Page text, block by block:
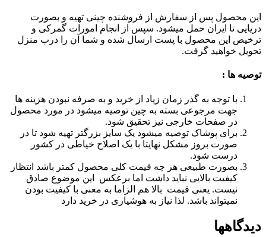
این محصول پس از سفارش از فروشنده چینی تهیه و بصورت
دریایی تا ایران حمل میشود. سپس از انجام امورات گمرکی و
ترخیص این محصول با پست ارسال شده و شما آن را درب منزل
تحویل خواهید گرفت.
توصیه ها :
با توجه به گذر زمان زیاد از خرید و به صرفه نبودن هزینه ها
جهت مرجوعی بسته به چین توصیه میشود در مورد محصول
در صفحات خارجی نیز تحقیق شود.
برای پوشاک توصیه میشود یک سایز بزرگتر تهیه شود تا در
صورت بروز مشکل نهایتا با یک اصلاح خیاطی در کشور
درست شود.
بصورت طبیعی هر چه قیمت کلی محصول کمتر باشد انتظار
کیفیت بالایی نباید داشت اما برعکس این موضوع صادق
نیست. یعنی قیمت بالا هم الزاما به معنی با کیفیت بودن
نمیتواند باشد. لذا نیاز به هوشیاری در خرید دارد
دیدگاهها